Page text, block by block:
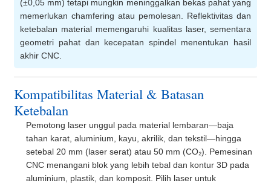
(±0,05 mm) tetapi mungkin meninggalkan bekas pahat yang
memerlukan chamfering atau pemolesan. Reflektivitas dan
ketebalan material memengaruhi kualitas laser, sementara
geometri pahat dan kecepatan spindel menentukan hasil
akhir CNC.
Kompatibilitas Material & Batasan
Ketebalan
Pemotong laser unggul pada material lembaran—baja
tahan karat, aluminium, kayu, akrilik, dan tekstil—hingga
setebal 20 mm (laser serat) atau 50 mm (CO₂). Pemesinan
CNC menangani blok yang lebih tebal dan kontur 3D pada
aluminium, plastik, dan komposit. Pilih laser untuk